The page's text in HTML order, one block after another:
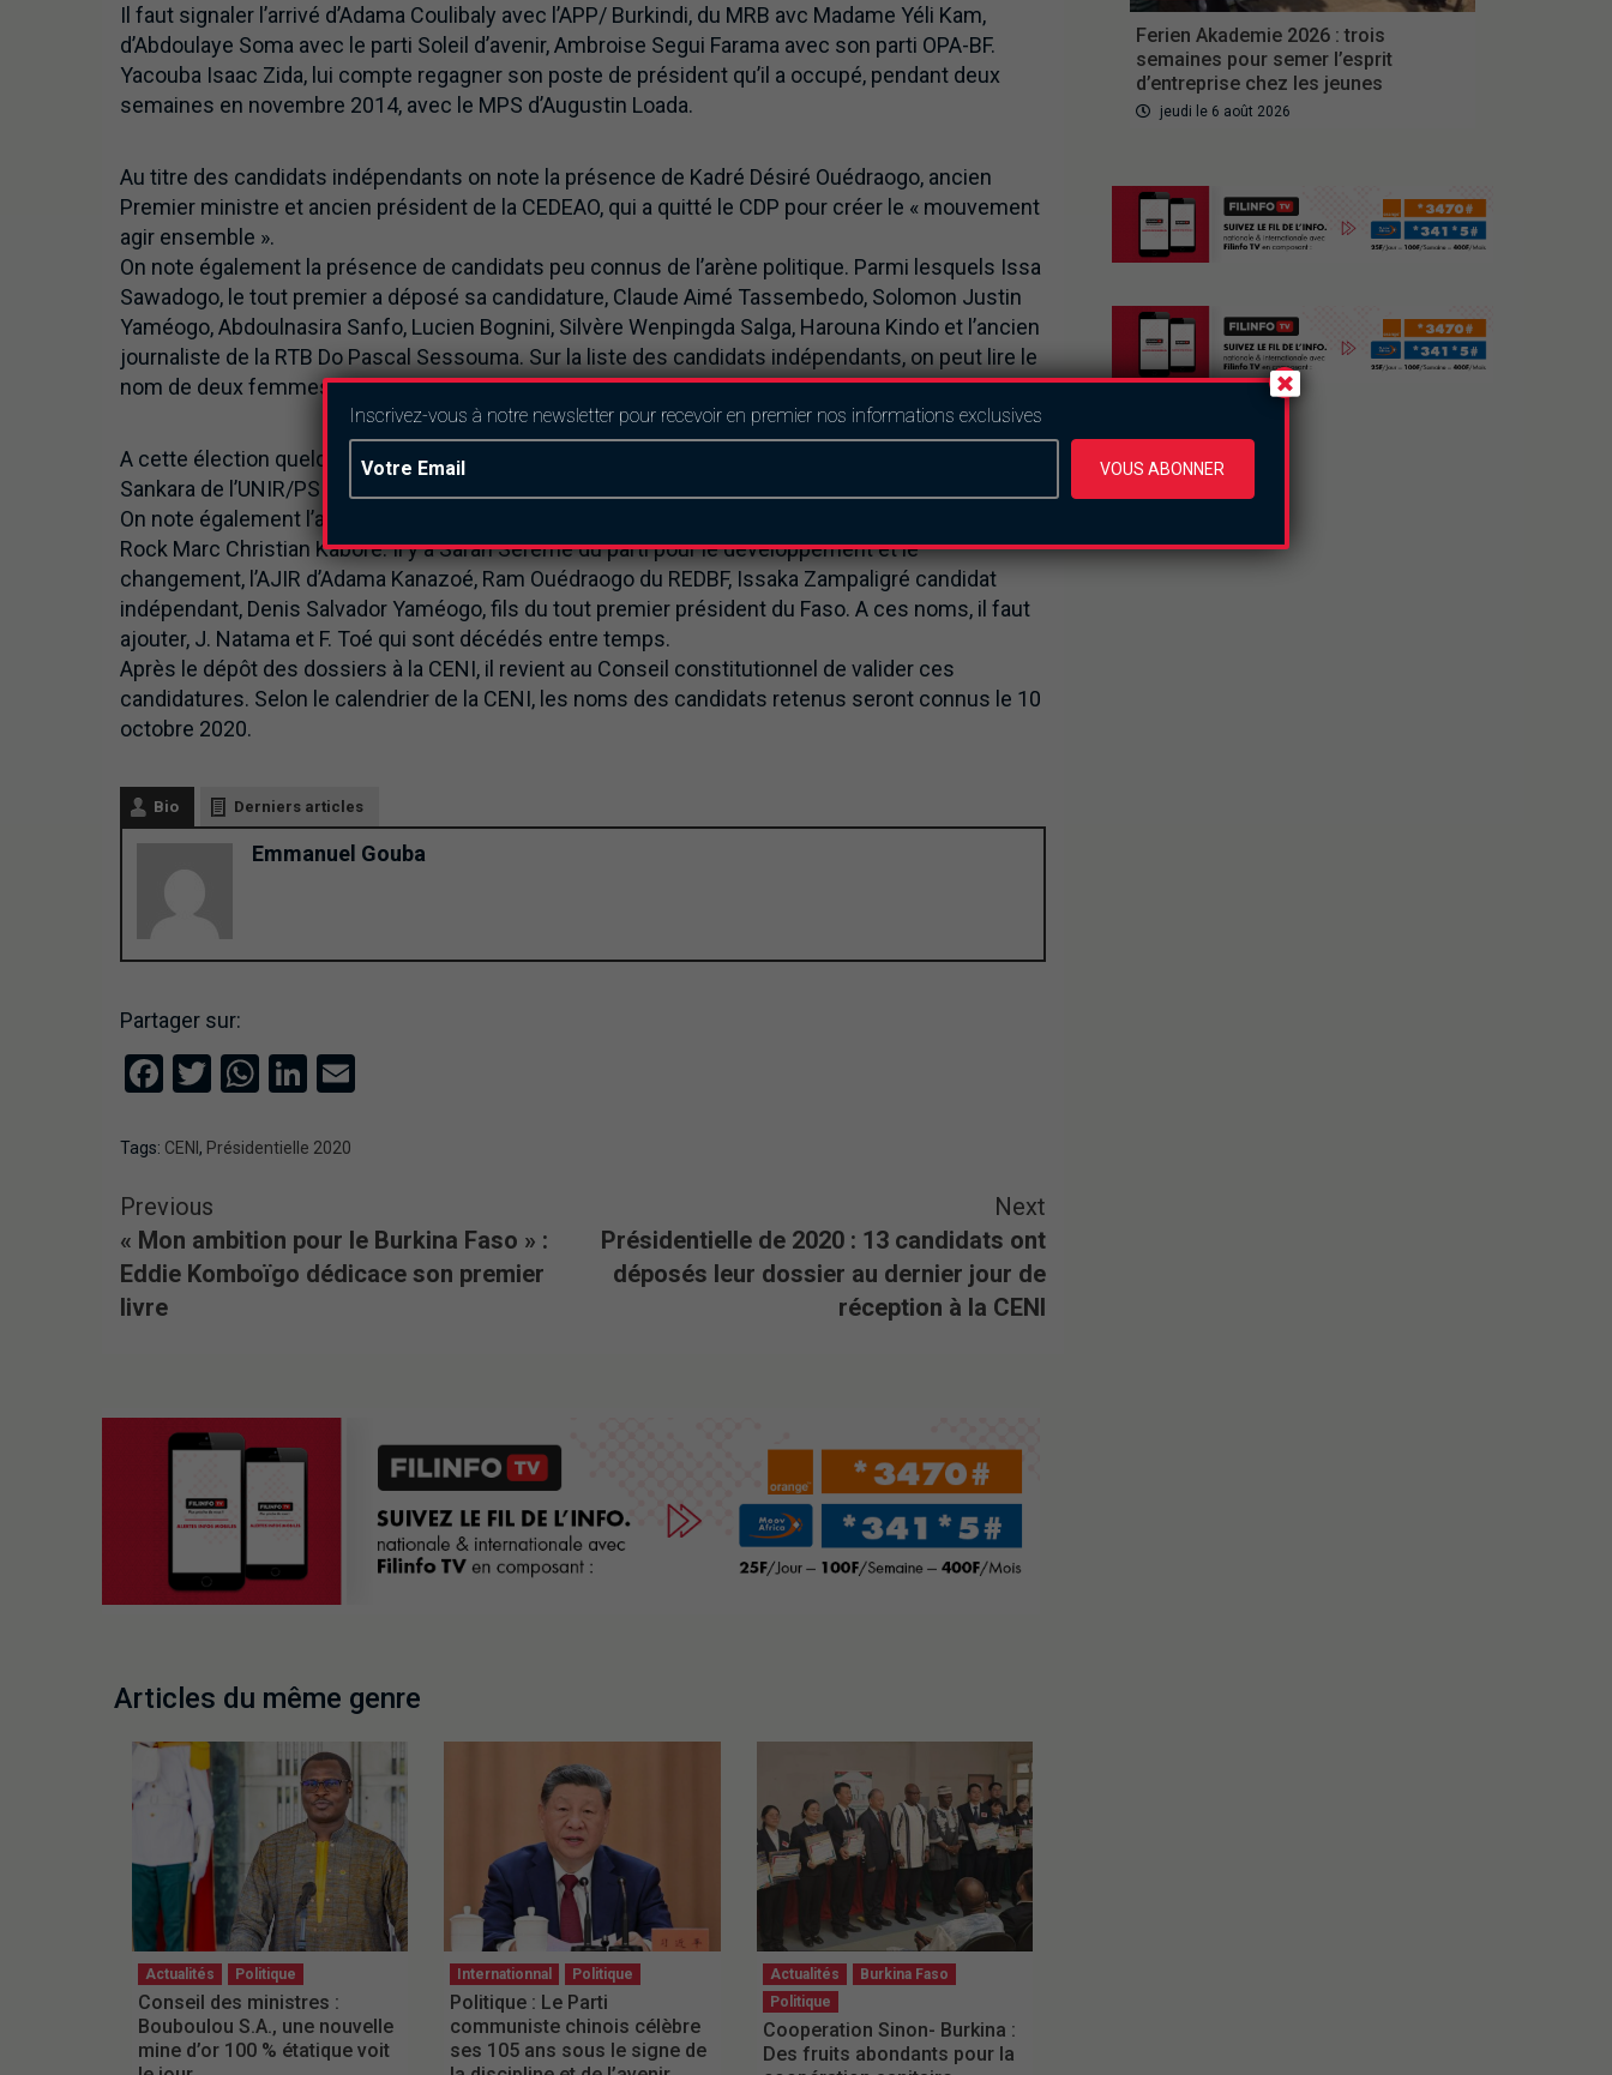
Il faut signaler l’arrivé d’Adama Coulibaly avec l’APP/ Burkindi, du MRB avc Madame Yéli Kam,
d’Abdoulaye Soma avec le parti Soleil d’avenir, Ambroise Segui Farama avec son parti OPA-BF.
Yacouba Isaac Zida, lui compte regagner son poste de président qu’il a occupé, pendant deux
semaines en novembre 2014, avec le MPS d’Augustin Loada.
Au titre des candidats indépendants on note la présence de Kadré Désiré Ouédraogo, ancien
Premier ministre et ancien président de la CEDEAO, qui a quitté le CDP pour créer le « mouvement
agir ensemble ».
On note également la présence de candidats peu connus de l’arène politique. Parmi lesquels Issa
Sawadogo, le tout premier a déposé sa candidature, Claude Aimé Tassembedo, Solomon Justin
Yaméogo, Abdoulnasira Sanfo, Lucien Bognini, Silvère Wenpingda Salga, Harouna Kindo et l’ancien
journaliste de la RTB Do Pascal Sessouma. Sur la liste des candidats indépendants, on peut lire le
nom de deux femmes Justine Coulidiati et Koritimi Goretti.
A cette élection quelques figures de l’échéance passée sont absentes. Il s’agit de Bénewendé
Sankara de l’UNIR/PS qui s’est rallié à la majorité présidentielle pour soutenir le président Kaboré.
On note également l’absence du PAREN de Laurent Bado qui soutient aussi la candidature de
Rock Marc Christian Kaboré. Il y a Sarah Sérémé du parti pour le développement et le
changement, l’AJIR d’Adama Kanazoé, Ram Ouédraogo du REDBF, Issaka Zampaligré candidat
indépendant, Denis Salvador Yaméogo, fils du tout premier président du Faso. A ces noms, il faut
ajouter, J. Natama et F. Toé qui sont décédés entre temps.
Après le dépôt des dossiers à la CENI, il revient au Conseil constitutionnel de valider ces
candidatures. Selon le calendrier de la CENI, les noms des candidats retenus seront connus le 10
octobre 2020.
Bio Derniers articles
Emmanuel Gouba
Partager sur:
Facebook
Twitter
WhatsApp
LinkedIn
Email
Tags: CENI , Présidentielle 2020
Previous
« Mon ambition pour le Burkina Faso » :
Eddie Komboïgo dédicace son premier
livre
Next
Présidentielle de 2020 : 13 candidats ont
déposés leur dossier au dernier jour de
réception à la CENI
Articles du même genre
Actualités Politique
Conseil des ministres :
Bouboulou S.A., une nouvelle
mine d’or 100 % étatique voit
Internationnal Politique
Politique : Le Parti
communiste chinois célèbre
ses 105 ans sous le signe de
Actualités
Burkina Faso
Politique
Cooperation Sinon- Burkina :
Des fruits abondants pour la
Ferien Akademie 2026 : trois
semaines pour semer l’esprit
d’entreprise chez les jeunes
jeudi le 6 août 2026
Inscrivez-vous à notre newsletter pour recevoir en premier nos informations exclusives
VOUS ABONNER